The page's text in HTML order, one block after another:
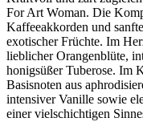
For Art Woman. Die
Kaffeeakkorden und
exotischer Früchte. Im
lieblicher Orangenblüte,
honigsüßer Tuberose. Im
Basisnoten aus
intensiver Vanille sowie
einer vielschichtigen